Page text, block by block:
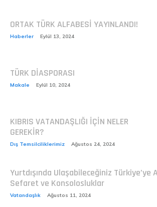
ORTAK TÜRK ALFABESİ YAYINLANDI!
Haberler Eylül 13, 2024
TÜRK DİASPORASI
Makale Eylül 10, 2024
KIBRIS VATANDAŞLIĞI İÇİN NELER
GEREKİR?
Dış Temsilciliklerimiz Ağustos 24, 2024
Yurtdışında Ulaşabileceğiniz Türkiye’ye
Sefaret ve Konsolosluklar
Vatandaşlık Ağustos 11, 2024